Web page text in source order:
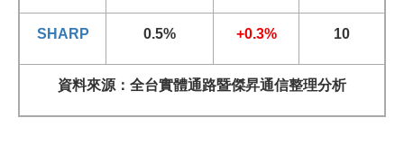
SHARP 0.5% +0.3% 10
資料來源：全台實體通路暨傑昇通信整理分析